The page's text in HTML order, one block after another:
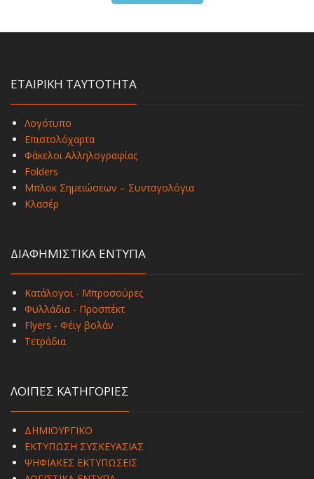
ΕΤΑΙΡΙΚΗ ΤΑΥΤΟΤΗΤΑ
Λογότυπο
Επιστολόχαρτα
Φάκελοι Αλληλογραφίας
Folders
Μπλοκ Σημειώσεων – Συνταγολόγια
Κλασέρ
ΔΙΑΦΗΜΙΣΤΙΚΑ ΕΝΤΥΠΑ
Κατάλογοι - Μπροσούρες
Φυλλάδια - Προσπέκτ
Flyers - Φέιγ βολάν
Τετράδια
ΛΟΙΠΕΣ ΚΑΤΗΓΟΡΙΕΣ
ΔΗΜΙΟΥΡΓΙΚΟ
ΕΚΤΥΠΩΣΗ ΣΥΣΚΕΥΑΣΙΑΣ
ΨΗΦΙΑΚΕΣ ΕΚΤΥΠΩΣΕΙΣ